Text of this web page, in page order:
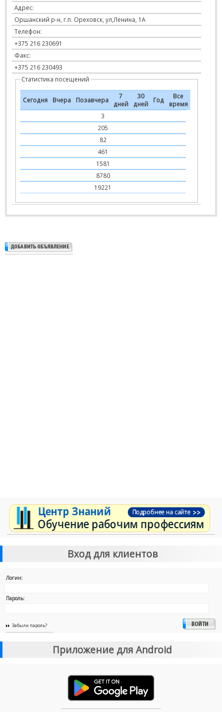
Адрес:
Оршанский р-н, г.п. Ореховск, ул,Ленина, 1А
Телефон:
+375 216 230691
Факс:
+375 216 230493
Статистика посещений
Сегодня Вчера Позавчера
7
дней
30
дней
Год
Все
время
3
205
82
461
1581
8780
19221
Вход для клиентов
Логин:
Пароль:
Забыли пароль?
Приложение для Android